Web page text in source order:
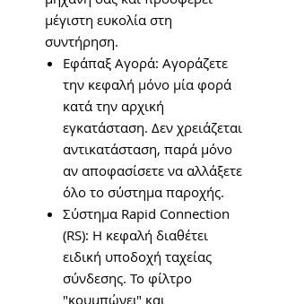
μέγιστη ευκολία στη
συντήρηση.
Εφάπαξ Αγορά: Αγοράζετε
την κεφαλή μόνο μία φορά
κατά την αρχική
εγκατάσταση. Δεν χρειάζεται
αντικατάσταση, παρά μόνο
αν αποφασίσετε να αλλάξετε
όλο το σύστημα παροχής.
Σύστημα Rapid Connection
(RS): Η κεφαλή διαθέτει
ειδική υποδοχή ταχείας
σύνδεσης. Το φίλτρο
"κουμπώνει" και